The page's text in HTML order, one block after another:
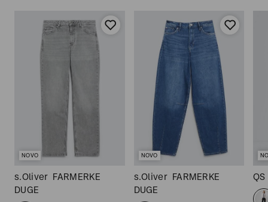
NOVO
s.Oliver FARMERKE
DUGE
NOVO
s.Oliver FARMERKE
DUGE
QS